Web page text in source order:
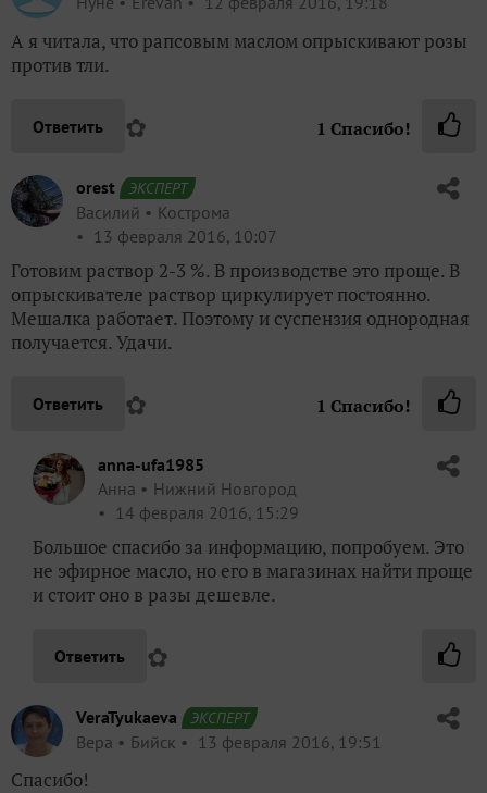
А я читала, что рапсовым маслом опрыскивают розы
против тли.
Ответить ✿ 1 Спасибо!
orest ЭКСПЕРТ
Василий
Кострома
13 февраля 2016, 10:07
Готовим раствор 2-3 %. В производстве это проще. В
опрыскивателе раствор циркулирует постоянно.
Мешалка работает. Поэтому и суспензия однородная
получается. Удачи.
Ответить ✿ 1 Спасибо!
anna-ufa1985
Анна
Нижний Новгород
14 февраля 2016, 15:29
Большое спасибо за информацию, попробуем. Это
не эфирное масло, но его в магазинах найти проще
и стоит оно в разы дешевле.
Ответить ✿
VeraTyukaeva ЭКСПЕРТ
Вера Бийск 13 февраля 2016, 19:51
Спасибо!